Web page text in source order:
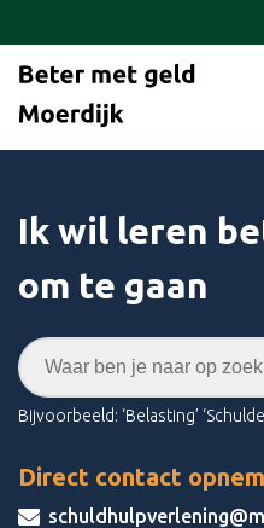
Ik wil leren
om te gaan
Waar ben je naar op zoek?
Bijvoorbeeld: ‘Belasting’
Direct contact